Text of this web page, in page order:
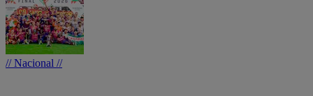
// Nacional //